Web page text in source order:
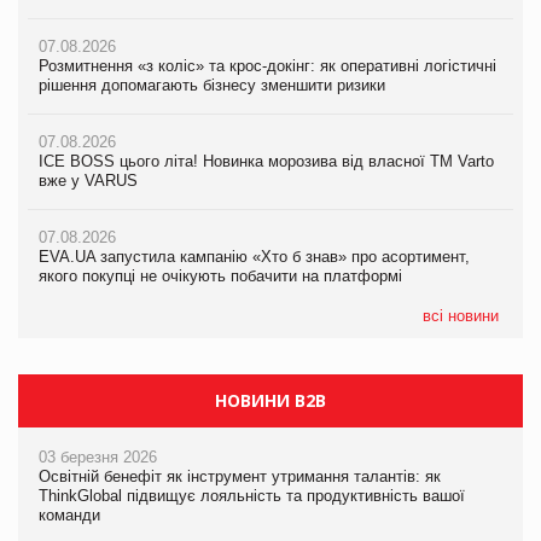
07.08.2026
Розмитнення «з коліс» та крос-докінг: як оперативні логістичні
рішення допомагають бізнесу зменшити ризики
07.08.2026
ICE BOSS цього літа! Новинка морозива від власної ТМ Varto
вже у VARUS
07.08.2026
EVA.UA запустила кампанію «Хто б знав» про асортимент,
якого покупці не очікують побачити на платформі
всі новини
07.08.2026
EVA.UA запустила кампанію «Хто б знав» про асортимент,
06.08.2026
Смачна новинка для хвостатих: у VARUS з’явилися паучі
05.08.2026
Мережа супермаркетів VARUS купує мережу магазинів
07.08.2026
Kraft Heinz скоротила збиток у першому півріччі
Продажі Hugo Boss впали на 9%
НОВИНИ B2B
03 березня 2026
Освітній бенефіт як інструмент утримання талантів: як
ThinkGlobal підвищує лояльність та продуктивність вашої
команди